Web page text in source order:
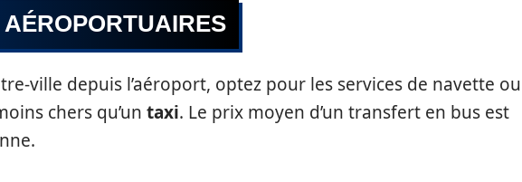
ville depuis l’aéroport, optez pour les services de navette ou
chers qu’un taxi. Le prix moyen d’un transfert en bus est